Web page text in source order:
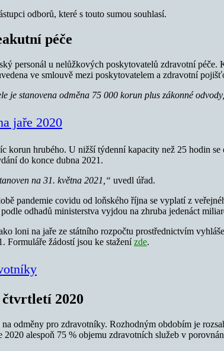
odborů, které s touto sumou souhlasí.
péče
personál u nelůžkových poskytovatelů zdravotní
ve smlouvě mezi poskytovatelem a zdravotní
je stanovena odměna 75 000 korun plus zákonné
jaře 2020
hrubého. U nižší týdenní kapacity než 25 hodin
do konce dubna 2021.
na 31. května 2021,“ uvedl úřad.
pandemie covidu od loňského října se vyplatí z
odhadů ministerstva vyjdou na zhruba jedenáct
loni na jaře ze státního rozpočtu prostřednictvím
Formuláře žádostí jsou ke staženízde.
čtvrtletí 2020
odměny pro zdravotníky. Rozhodným obdobím je
alespoň 75 % objemu zdravotních služeb v